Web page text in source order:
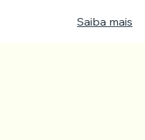
Saiba mais